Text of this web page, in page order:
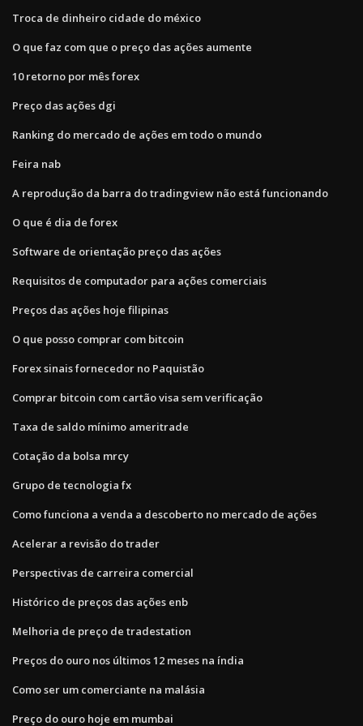
Troca de dinheiro cidade do méxico
O que faz com que o preço das ações aumente
10 retorno por mês forex
Preço das ações dgi
Ranking do mercado de ações em todo o mundo
Feira nab
A reprodução da barra do tradingview não está funcionando
O que é dia de forex
Software de orientação preço das ações
Requisitos de computador para ações comerciais
Preços das ações hoje filipinas
O que posso comprar com bitcoin
Forex sinais fornecedor no Paquistão
Comprar bitcoin com cartão visa sem verificação
Taxa de saldo mínimo ameritrade
Cotação da bolsa mrcy
Grupo de tecnologia fx
Como funciona a venda a descoberto no mercado de ações
Acelerar a revisão do trader
Perspectivas de carreira comercial
Histórico de preços das ações enb
Melhoria de preço de tradestation
Preços do ouro nos últimos 12 meses na índia
Como ser um comerciante na malásia
Preço do ouro hoje em mumbai